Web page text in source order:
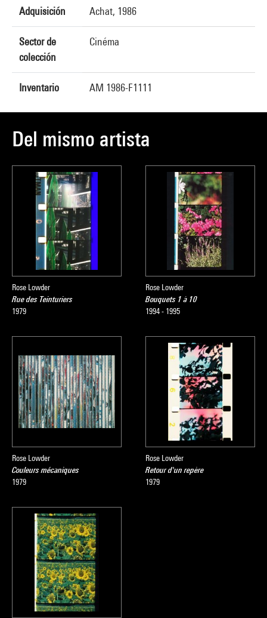
Adquisición Achat, 1986
Sector de
colección
Cinéma
Inventario AM 1986-F1111
Del mismo artista
Rose Lowder
Rue des Teinturiers
1979
Rose Lowder
Bouquets 1 à 10
1994 - 1995
Rose Lowder
Couleurs mécaniques
1979
Rose Lowder
Retour d'un repère
1979